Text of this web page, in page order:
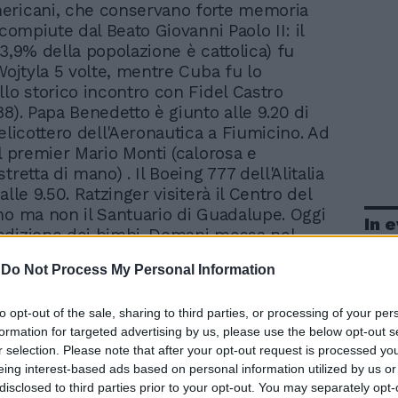
Do Not Process My Personal Information
opt-out of the sale, sharing to third parties, or processing of your
for targeted advertising by us, please use the below opt-out
selection. Please note that after your opt-out request is processed
interest-based ads based on personal information utilized by us
to third parties prior to your opt-out. You may separately
che conservano forte memoria
dal Beato Giovanni Paolo II: il
della popolazione è cattolica) fu
5 volte, mentre Cuba fu lo
storico incontro con Fidel Castro
Papa Benedetto è giunto alle 9.20 di
dell'Aeronautica a Fiumicino. Ad
Mario Monti (calorosa e
di mano) . Il Boeing 777 dell'Alitalia
9.50. Ratzinger visiterà il Centro del
ma non il Santuario di Guadalupe. Oggi
dei bimbi. Domani messa nel
messa per i 400 anni della Virgen del
è escluso un saluto a Fidel Castro).
in Plaza de la Revolucion. Ritorno il
partenza da La Habana alle 17 , l'arrivo a
10.15. Con l'occasione è tornato a Cuba
In